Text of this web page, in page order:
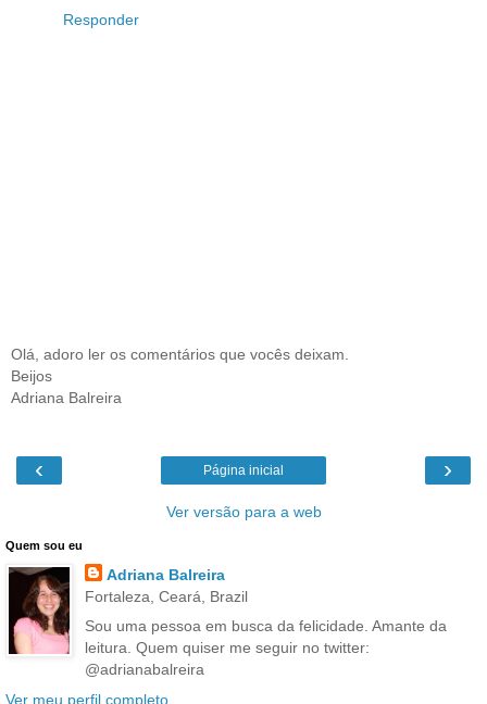
Responder
Olá, adoro ler os comentários que vocês deixam.
Beijos
Adriana Balreira
‹ ›
Página inicial
Ver versão para a web
Quem sou eu
Adriana Balreira
Fortaleza, Ceará, Brazil
Sou uma pessoa em busca da felicidade. Amante da
leitura. Quem quiser me seguir no twitter:
@adrianabalreira
Ver meu perfil completo